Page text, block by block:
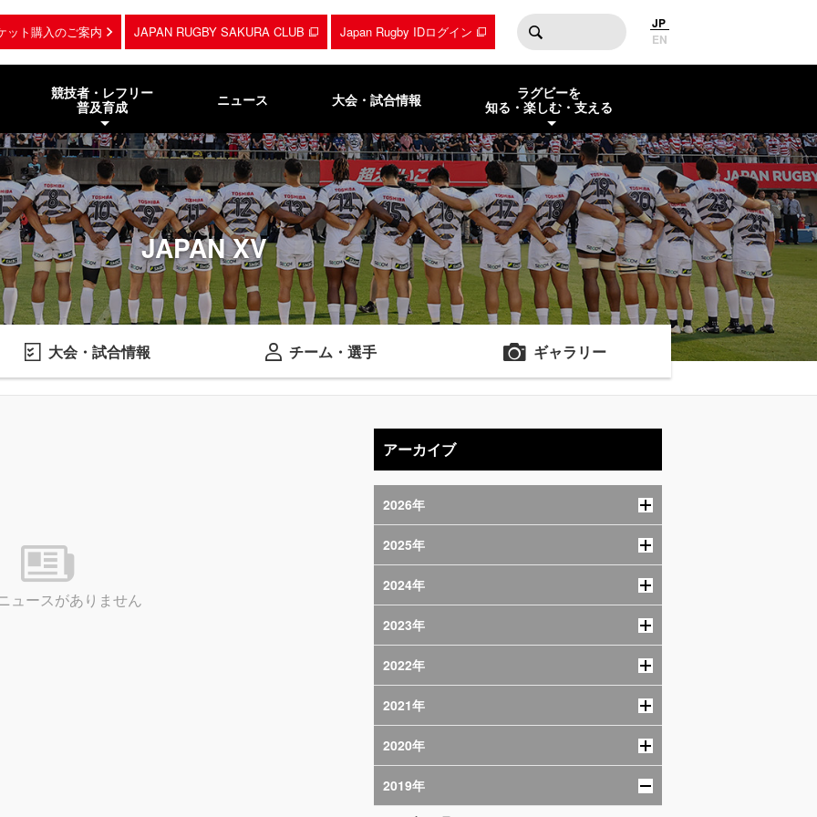
ット購入のご案内 JAPAN RUGBY SAKURA CLUB Japan Rugby IDログイン
JP
EN
競技者・レフリー
普及育成
ニュース 大会・試合情報
ラグビーを
知る・楽しむ・支える
JAPAN XV
大会・試合情報 チーム・選手 ギャラリー
ュースがありません
アーカイブ
2026年
2025年
2024年
2023年
2022年
2021年
2020年
2019年